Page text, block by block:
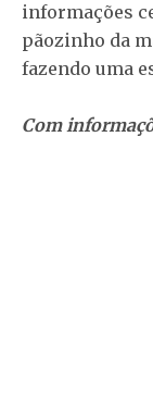
informações
pãozinho da
fazendo uma
Com